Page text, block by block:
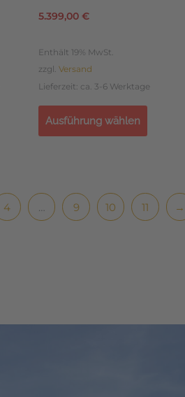
5.399,00 €
Enthält 19% MwSt.
zzgl. Versand
Lieferzeit: ca. 3-6 Werktage
Ausführung wählen
4 9 10 11 →